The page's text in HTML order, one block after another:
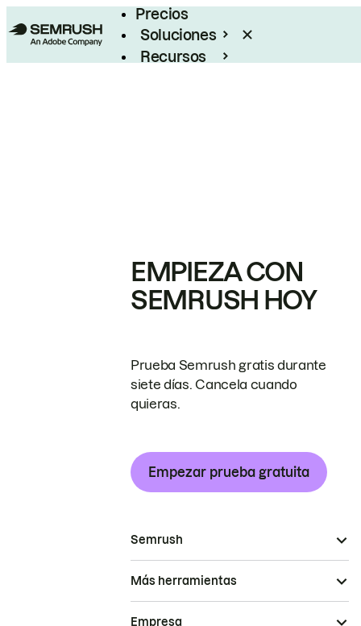
Precios
Soluciones
Recursos
EMPIEZA CON
SEMRUSH HOY
Prueba Semrush gratis durante
siete días. Cancela cuando
quieras.
Empezar prueba gratuita
Semrush
Más herramientas
Empresa